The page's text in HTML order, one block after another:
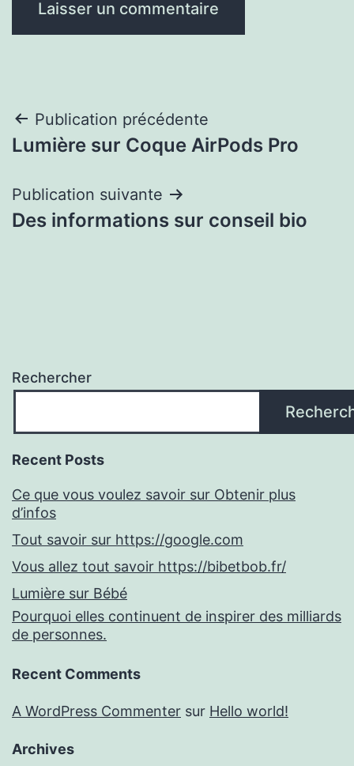
Navigation
de
l’article
Publication précédente
Lumière sur Coque AirPods Pro
Publication suivante
Des informations sur conseil bio
Rechercher
Recent Posts
Ce que vous voulez savoir sur Obtenir plus
d’infos
Tout savoir sur https://google.com
Vous allez tout savoir https://bibetbob.fr/
Lumière sur Bébé
Pourquoi elles continuent de inspirer des milliards
de personnes.
Recent Comments
A WordPress Commenter sur Hello world!
Archives